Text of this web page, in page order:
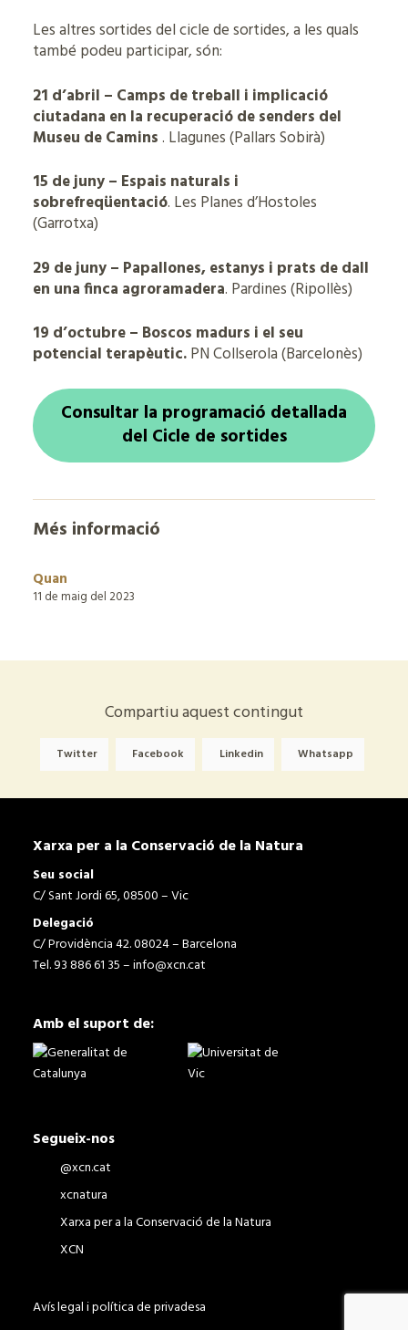
Les altres sortides del cicle de sortides, a les quals
també podeu participar, són:
21 d’abril – Camps de treball i implicació
ciutadana en la recuperació de senders del
Museu de Camins. Llagunes (Pallars Sobirà)
15 de juny – Espais naturals i
sobrefreqüentació. Les Planes d’Hostoles
(Garrotxa)
29 de juny – Papallones, estanys i prats de dall
en una finca agroramadera. Pardines (Ripollès)
19 d’octubre – Boscos madurs i el seu
potencial terapèutic.PN Collserola (Barcelonès)
Consultar la programació detallada
del Cicle de sortides
Més informació
Quan
11 de maig del 2023
Compartiu aquest contingut
Twitter Facebook Linkedin Whatsapp
Xarxa per a la Conservació de la Natura
Seu social
C/ Sant Jordi 65, 08500 – Vic
Delegació
C/ Providència 42. 08024 – Barcelona
Tel. 93 886 61 35 –info@xcn.cat
Amb el suport de:
Segueix-nos
@xcn.cat
xcnatura
Xarxa per a la Conservació de la Natura
XCN
Avís legal i política de privadesa